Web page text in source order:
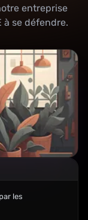
entreprise
à se défendre.
les